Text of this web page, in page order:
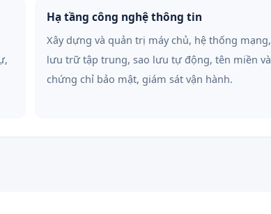
Hạ tầng công nghệ thông tin
Xây dựng và quản trị máy chủ, hệ thống mạng,
lưu trữ tập trung, sao lưu tự động, tên miền và
chứng chỉ bảo mật, giám sát vận hành.